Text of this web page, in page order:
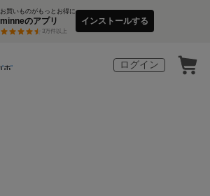
お買いものがもっとお得に
minneのアプリ
3万件以上
インストールする
ログイン